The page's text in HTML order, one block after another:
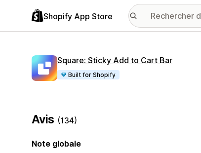
Shopify App Store
Square: Sticky Add to Cart Bar
Built for Shopify
Avis (134)
Note globale